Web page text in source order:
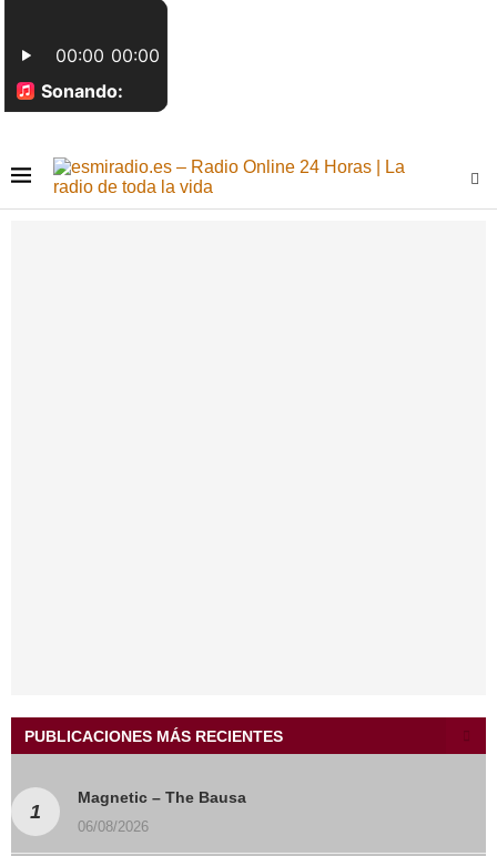
PUBLICACIONES MÁS RECIENTES
Magnetic – The Bausa
06/08/2026